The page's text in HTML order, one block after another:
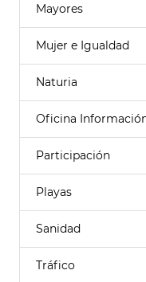
Mayores
Mujer e Igualdad
Naturia
Oficina
Participación
Playas
Sanidad
Tráfico